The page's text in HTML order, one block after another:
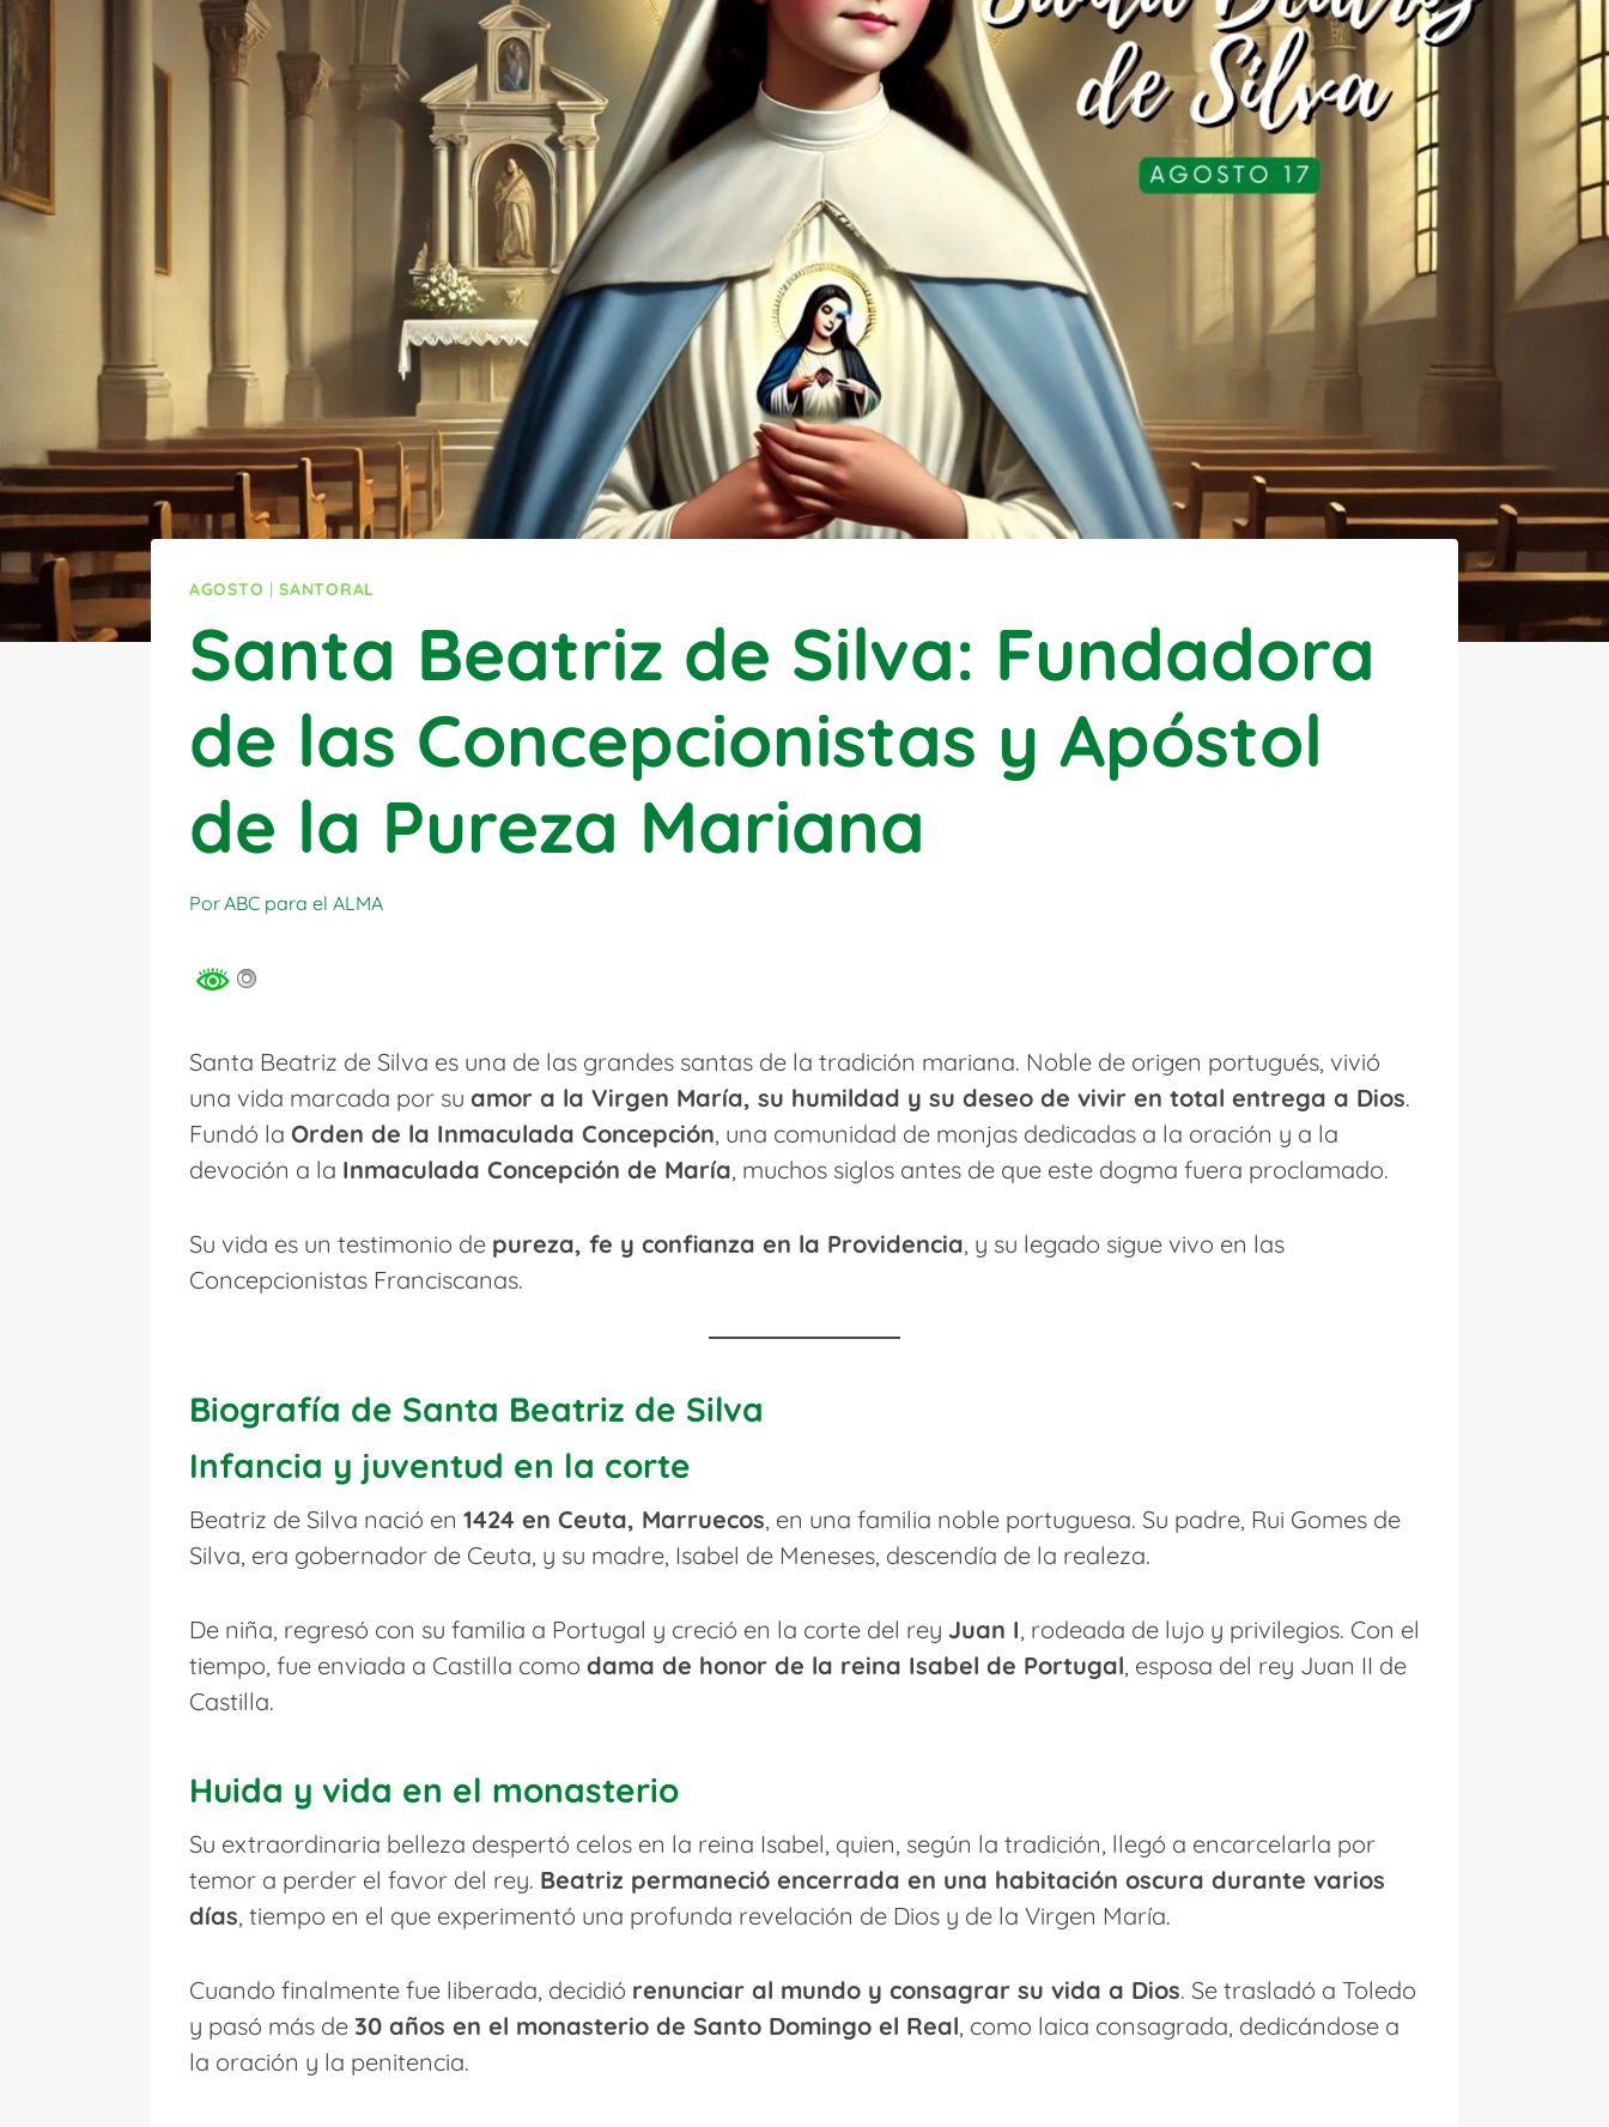
AGOSTO |SANTORAL
Santa Beatriz de Silva: Fundadora
de las Concepcionistas y Apóstol
de la Pureza Mariana
PorABC para el ALMA
Santa Beatriz de Silva es una de las grandes santas de la tradición mariana. Noble de origen portugués, vivió
una vida marcada por su amor a la Virgen María, su humildad y su deseo de vivir en total entrega a Dios.
Fundó la Orden de la Inmaculada Concepción, una comunidad de monjas dedicadas a la oración y a la
devoción a la Inmaculada Concepción de María, muchos siglos antes de que este dogma fuera proclamado.
Su vida es un testimonio de pureza, fe y confianza en la Providencia, y su legado sigue vivo en las
Concepcionistas Franciscanas.
Biografía de Santa Beatriz de Silva
Infancia y juventud en la corte
Beatriz de Silva nació en 1424 en Ceuta, Marruecos, en una familia noble portuguesa. Su padre, Rui Gomes de
Silva, era gobernador de Ceuta, y su madre, Isabel de Meneses, descendía de la realeza.
De niña, regresó con su familia a Portugal y creció en la corte del rey Juan I, rodeada de lujo y privilegios. Con el
tiempo, fue enviada a Castilla como dama de honor de la reina Isabel de Portugal, esposa del rey Juan II de
Castilla.
Huida y vida en el monasterio
Su extraordinaria belleza despertó celos en la reina Isabel, quien, según la tradición, llegó a encarcelarla por
temor a perder el favor del rey. Beatriz permaneció encerrada en una habitación oscura durante varios
días, tiempo en el que experimentó una profunda revelación de Dios y de la Virgen María.
Cuando finalmente fue liberada, decidió renunciar al mundo y consagrar su vida a Dios. Se trasladó a Toledo
y pasó más de 30 años en el monasterio de Santo Domingo el Real, como laica consagrada, dedicándose a
la oración y la penitencia.